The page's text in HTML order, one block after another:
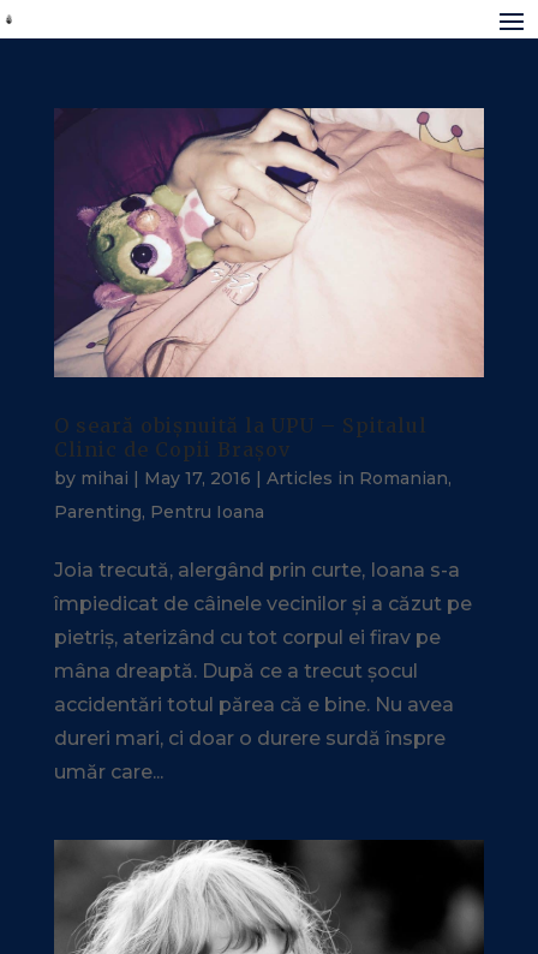
O seară obișnuită la UPU – Spitalul
Clinic de Copii Brașov
by mihai | May 17, 2016 | Articles in Romanian,
Parenting, Pentru Ioana
Joia trecută, alergând prin curte, Ioana s-a
împiedicat de câinele vecinilor și a căzut pe
pietriș, aterizând cu tot corpul ei firav pe
mâna dreaptă. După ce a trecut șocul
accidentări totul părea că e bine. Nu avea
dureri mari, ci doar o durere surdă înspre
umăr care...